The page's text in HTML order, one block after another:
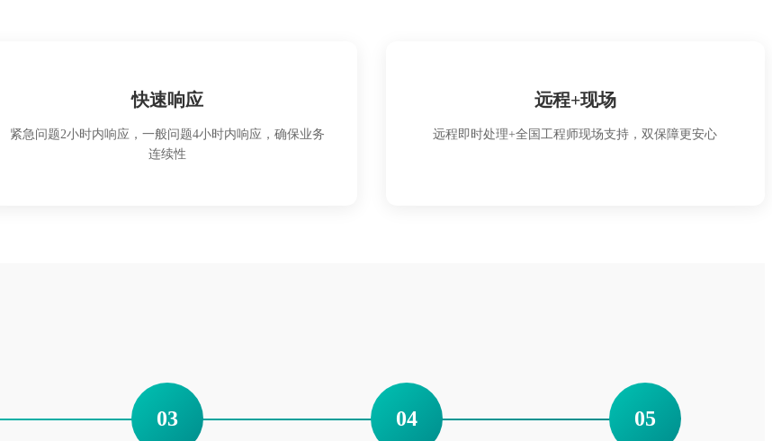
快速响应
紧急问题2小时内响应，一般问题4小时内响应，确保业务
连续性
远程+现场
远程即时处理+全国工程师现场支持，双保障更安心
03 04 05